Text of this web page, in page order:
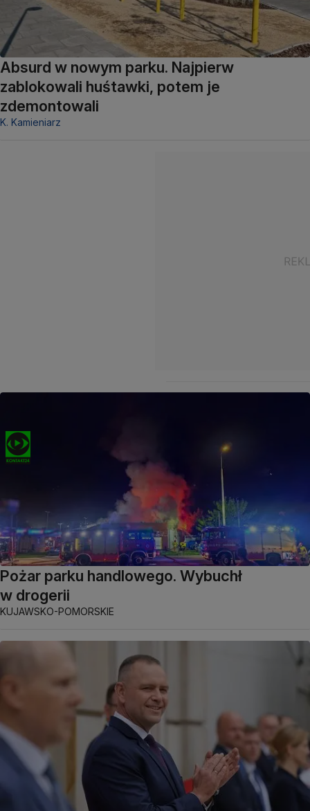
Absurd w nowym parku. Najpierw
zablokowali huśtawki, potem je
zdemontowali
K. Kamieniarz
Pożar parku handlowego. Wybuchł
w drogerii
KUJAWSKO-POMORSKIE